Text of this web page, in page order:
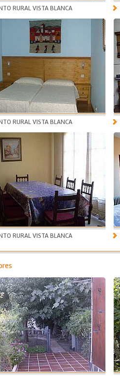
RURAL VISTA BLANCA
RURAL VISTA BLANCA
RURAL VISTA BLANCA